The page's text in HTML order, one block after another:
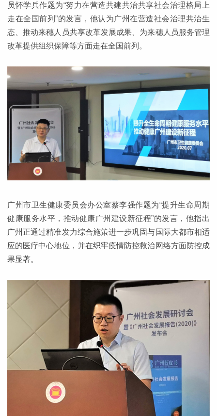
员怀学兵作题为“努力在营造共建共治共享社会治理格局上
走在全国前列”的发言，他认为广州在营造社会治理共治生
态、推动来穗人员共享改革发展成果、为来穗人员服务管理
改革提供组织保障等方面走在全国前列。
广州市卫生健康委员会办公室蔡李强作题为“提升生命周期
健康服务水平，推动健康广州建设新征程”的发言，他指出
广州正通过精准发力综合施策进一步巩固与国际大都市相适
应的医疗中心地位，并在织牢疫情防控救治网络方面防控成
果显著。